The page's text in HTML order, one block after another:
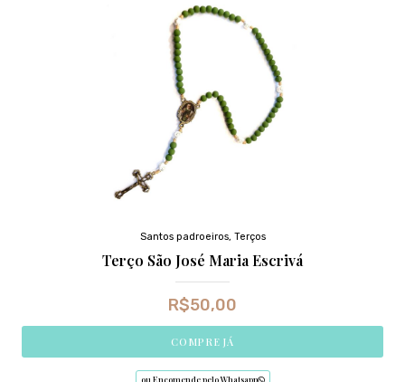
Santos padroeiros, Terços
Terço São José Maria Escrivá
R$50,00
COMPRE JÁ
ou Encomende pelo Whatsapp